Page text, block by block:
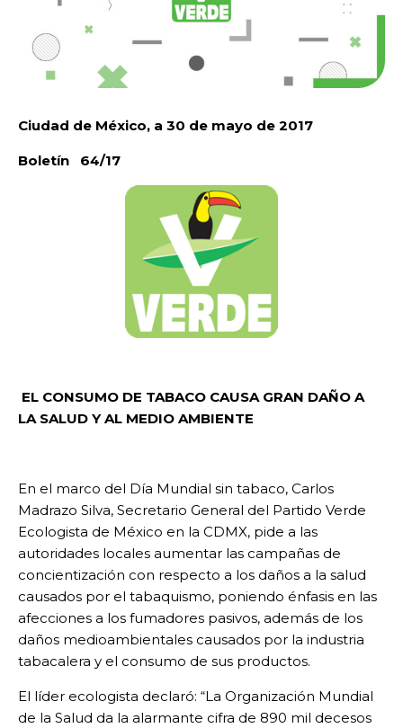
Ciudad de México, a 30 de mayo de 2017
Boletín 64/17
EL CONSUMO DE TABACO CAUSA GRAN DAÑO A
LA SALUD Y AL MEDIO AMBIENTE
En el marco del Día Mundial sin tabaco, Carlos
Madrazo Silva, Secretario General del Partido Verde
Ecologista de México en la CDMX, pide a las
autoridades locales aumentar las campañas de
concientización con respecto a los daños a la salud
causados por el tabaquismo, poniendo énfasis en las
afecciones a los fumadores pasivos, además de los
daños medioambientales causados por la industria
tabacalera y el consumo de sus productos.
El líder ecologista declaró: “La Organización Mundial
de la Salud da la alarmante cifra de 890 mil decesos